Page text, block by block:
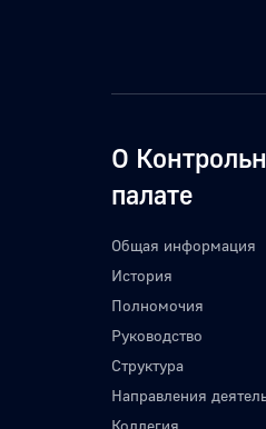
О
палате
Общая информация
История
Полномочия
Руководство
Структура
Направления